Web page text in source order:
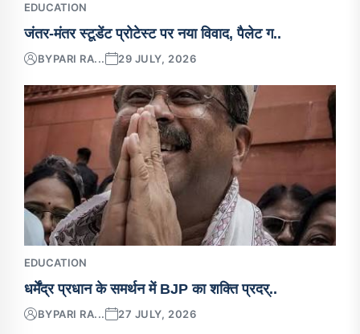
EDUCATION
जंतर-मंतर स्टूडेंट प्रोटेस्ट पर नया विवाद, पैलेट ग..
BYPARI RA... 29 JULY, 2026
EDUCATION
धर्मेंद्र प्रधान के समर्थन में BJP का शक्ति प्रदर्..
BYPARI RA... 27 JULY, 2026